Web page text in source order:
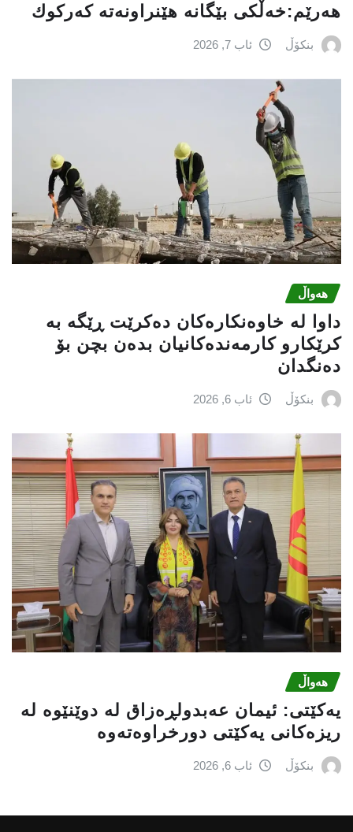
هەرێم:خه‌ڵكی بێگانه‌ هێنراونه‌ته‌ كه‌ركوك
بنکۆڵ ئاب 7, 2026
هەواڵ
داوا لە خاوەنکارەکان دەکرێت ڕێگە بە
کرێکارو کارمەندەکانیان بدەن بچن بۆ
دەنگدان
بنکۆڵ ئاب 6, 2026
هەواڵ
یه‌كێتی: ئیمان عه‌بدولڕه‌زاق له‌ دوێنێوه‌ له‌
ریزه‌كانی یه‌كێتی دورخراوه‌ته‌وه‌
بنکۆڵ ئاب 6, 2026